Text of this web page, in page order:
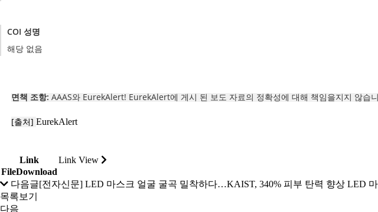
COI 성명
해당 없음
면책 조항: AAAS와 EurekAlert! EurekAlert에 게시 된 보도 자료의 정확성에 대해 책임을지지 않
[출처] EurekAlert
Link
Link View
FileDownload
다음글[전자신문] LED 마스크 얼굴 굴곡 밀착하다…KAIST, 340% 피부 탄력 향상 LED
목록보기
다음